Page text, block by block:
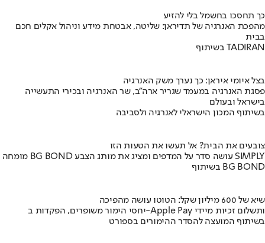
כך תחסכו בחשמל בלי להזיע
מהפכת האנרגיה של תדיראן: שליטה, אבטחת מידע וניהול אקלים חכם
בבית
בשיתוף TADIRAN
בצל איומי איראן: כך נערך משק האנרגיה
פסגת האנרגיה במעמד שגריר ארה"ב, שר האנרגיה ובכירי התעשייה
בישראל ובעולם
בשיתוף המכון הישראלי לאנרגיה ולסביבה
צובעים את הבית? אל תעשו את הטעות הזו
מומחה BG BOND עושה סדר על המדפים ומציג את מותג הצבע SIMPLY
בשיתוף BG BOND
שיא של 600 מיליון שקל: הטוטו עושה מהפיכה
יחסי הימור משופרים, הפקדות ב-Apple Pay ותשלום זכיות מיידי
בשיתוף המועצה להסדר ההימורים בספורט